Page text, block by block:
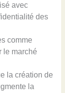
avec
des
comme
le marché
la création de
la